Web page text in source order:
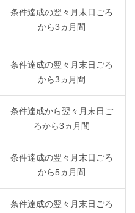
条件達成の翌々月末日ごろ
から3ヵ月間
条件達成の翌々月末日ごろ
から3ヵ月間
条件達成から翌々月末日ご
ろから3ヵ月間
条件達成の翌々月末日ごろ
から5ヵ月間
条件達成の翌々月末日ごろ